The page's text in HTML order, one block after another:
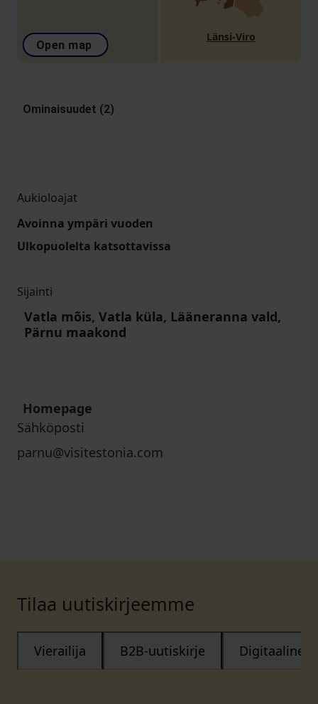
Open map
Länsi-Viro
Ominaisuudet (2)
Aukioloajat
Avoinna ympäri vuoden
Ulkopuolelta katsottavissa
Sijainti
Vatla mõis, Vatla küla, Lääneranna vald,
Pärnu maakond
Homepage
Sähköposti
parnu@visitestonia.com
Tilaa uutiskirjeemme
Vierailija B2B-uutiskirje Digitaalinen